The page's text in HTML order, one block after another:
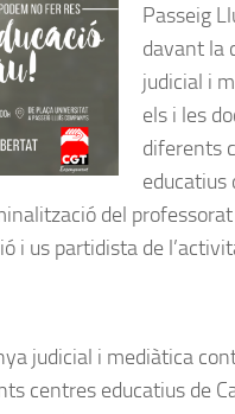
Passeig
davant la
judicial i
els i les
diferents
educatius
del
i us partidista de
judicial i mediàtica
centres educatius de